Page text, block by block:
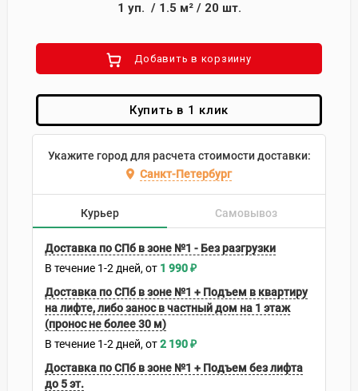
1 уп. / 1.5 м²/ 20 шт.
Добавить в корзиину
Купить в 1 клик
Укажите город для расчета стоимости доставки:
Санкт-Петербург
Курьер Самовывоз
Доставка по СПб в зоне №1 - Без разгрузки
В течение 1-2 дней 1 990₽
Доставка по СПб в зоне №1 + Подъем в квартиру
на лифте, либо занос в частный дом на 1 этаж
(пронос не более 30 м)
В течение 1-2 дней 2 190₽
Доставка по СПб в зоне №1 + Подъем без лифта
до 5 эт.